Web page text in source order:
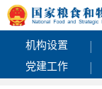
机构设置 |
党建工作
|